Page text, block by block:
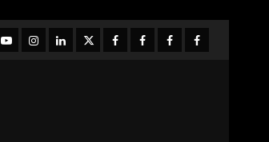
YouTubeInstagram
LinkedIntwitterfacebook-Facebook-
Facebook-Facebook-